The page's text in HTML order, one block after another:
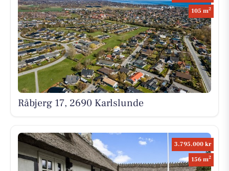
105 m2
Råbjerg 17, 2690 Karlslunde
3.795.000 kr
156 m2